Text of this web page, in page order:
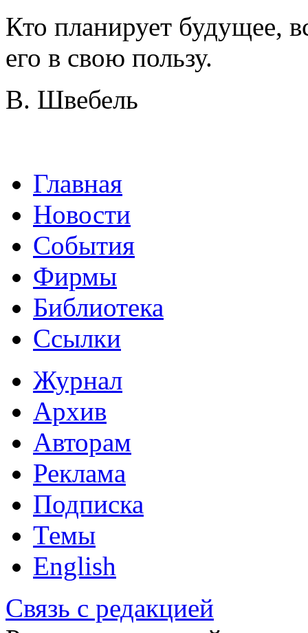
Кто планирует будущее,
его в свою пользу.
В. Швебель
Главная
Новости
События
Фирмы
Библиотека
Ссылки
Журнал
Архив
Авторам
Реклама
Подписка
Темы
English
Связь с редакцией